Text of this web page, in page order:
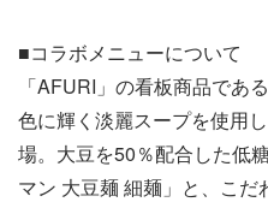
■コラボメニューについて
「AFURI」の看板商品であ
色に輝く淡麗スープを使用
場。大豆を50％配合した低
マン 大豆麺 細麺」と、こ